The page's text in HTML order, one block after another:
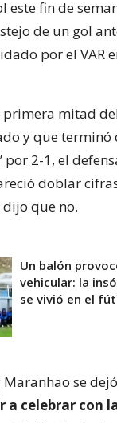
este fin de
de un gol
por el VAR
primera mitad
y que terminó
por 2-1, el
doblar
que no.
Un balón
vehicular: la
se vivió en el
Maranhao se
a celebrar con